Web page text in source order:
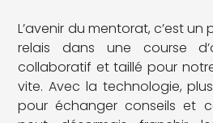
L’avenir du mentorat, c’est
relais dans une course
collaboratif et taillé pour
vite. Avec la technologie,
pour échanger conseils et